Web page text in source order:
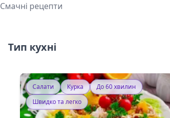
Смачні рецепти
Тип кухні
Салати Курка
До 60 хвилин
Швидко та легко